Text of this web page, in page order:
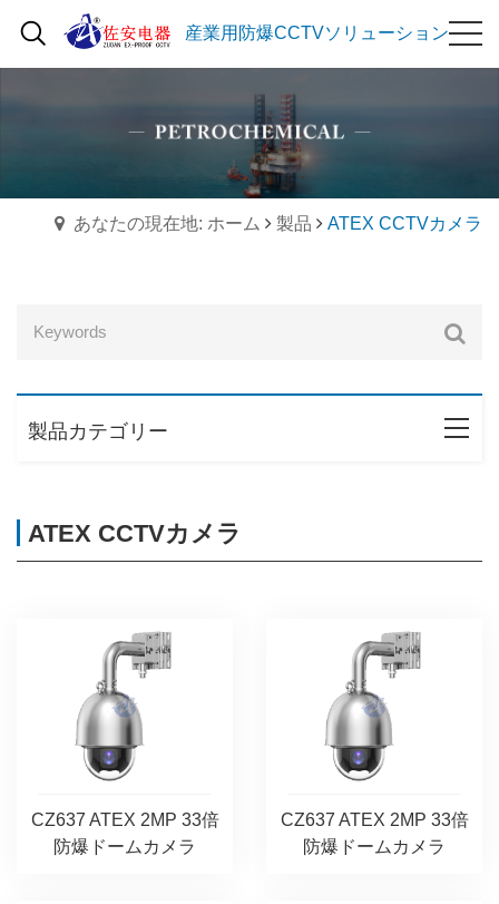
産業用防爆CCTVソリューション
あなたの現在地: ホーム 製品 ATEX CCTVカメラ
製品カテゴリー
ATEX CCTVカメラ
CZ637 ATEX 2MP 33倍
防爆ドームカメラ
CZ637 ATEX 2MP 33倍
防爆ドームカメラ